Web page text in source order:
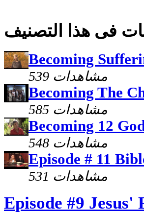
فى هذا التصنيف
Becoming
539 مشاهدات
Becoming The
585 مشاهدات
Becoming 12
548 مشاهدات
Episode # 11
531 مشاهدات
Episode #9 Jesus'